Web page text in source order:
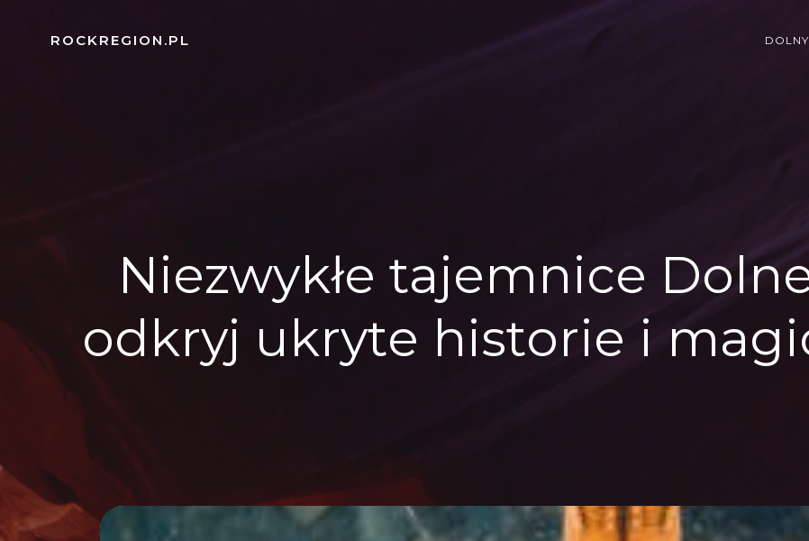
ROCKREGION.PL
Niezwykłe tajemnice
odkryj ukryte historie i